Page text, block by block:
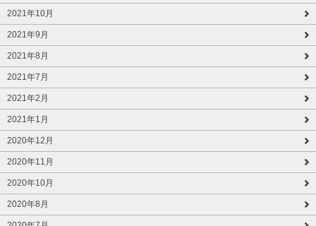
2021年10月
2021年9月
2021年8月
2021年7月
2021年2月
2021年1月
2020年12月
2020年11月
2020年10月
2020年8月